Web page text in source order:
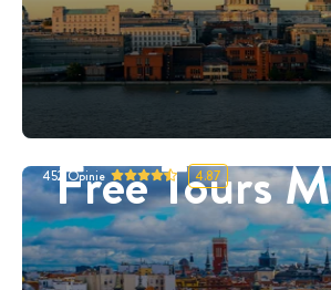
Free Tours
452 Opinie 4.87